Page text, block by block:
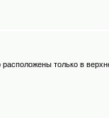
только в